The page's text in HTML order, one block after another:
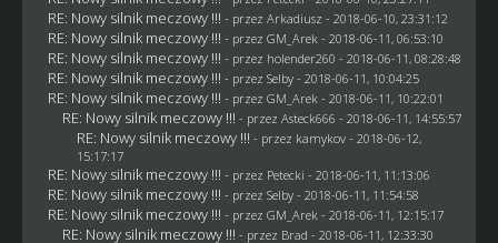
RE: Nowy silnik meczowy !!! - przez Arkadiusz - 2018-06-10, 23:31:12
RE: Nowy silnik meczowy !!! - przez GM_Arek - 2018-06-11, 06:53:10
RE: Nowy silnik meczowy !!! - przez holender260 - 2018-06-11, 08:28:48
RE: Nowy silnik meczowy !!! - przez Selby- 2018-06-11, 10:04:25
RE: Nowy silnik meczowy !!! - przez GM_Arek - 2018-06-11, 10:22:01
RE: Nowy silnik meczowy !!! - przez Asteck666 - 2018-06-11, 14:55:57
RE: Nowy silnik meczowy !!! - przez kamykov- 2018-06-12,
15:17:17
RE: Nowy silnik meczowy !!! - przez Petecki - 2018-06-11, 11:13:06
RE: Nowy silnik meczowy !!! - przez Selby- 2018-06-11, 11:54:58
RE: Nowy silnik meczowy !!! - przez GM_Arek - 2018-06-11, 12:15:17
RE: Nowy silnik meczowy !!! - przez Brad - 2018-06-11, 12:33:30